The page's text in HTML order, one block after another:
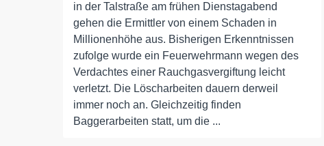
in der Talstraße am frühen Dienstagabend
gehen die Ermittler von einem Schaden in
Millionenhöhe aus. Bisherigen Erkenntnissen
zufolge wurde ein Feuerwehrmann wegen des
Verdachtes einer Rauchgasvergiftung leicht
verletzt. Die Löscharbeiten dauern derweil
immer noch an. Gleichzeitig finden
Baggerarbeiten statt, um die ...